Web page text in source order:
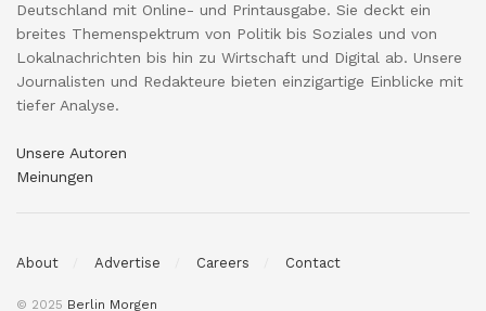
Deutschland mit Online- und Printausgabe. Sie deckt ein
breites Themenspektrum von Politik bis Soziales und von
Lokalnachrichten bis hin zu Wirtschaft und Digital ab. Unsere
Journalisten und Redakteure bieten einzigartige Einblicke mit
tiefer Analyse.
Unsere Autoren
Meinungen
About Advertise Careers Contact
© 2025 Berlin Morgen